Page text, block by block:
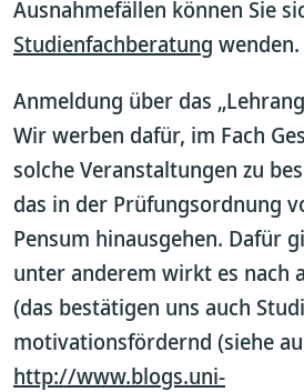
Ausnahmefällen können Sie
Studienfachberatung wenden.
Anmeldung über das
Wir werben dafür, im Fach
solche Veranstaltungen zu
das in der Prüfungsordnung
Pensum hinausgehen. Dafür
unter anderem wirkt es nach
(das bestätigen uns auch
motivationsfördernd (siehe
http://www.blogs.uni-